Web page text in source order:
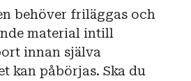
behöver friläggas och
material intill
innan själva
kan påbörjas. Ska du